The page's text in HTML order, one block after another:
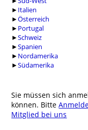
► Italien
►Österreich
► Portugal
►Schweiz
►Spanien
► Nordamerika
►Südamerika
Sie müssen sich
können. Bitte
Mitglied bei uns